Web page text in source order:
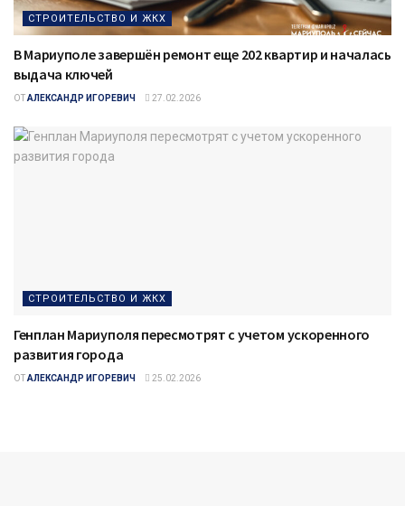
СТРОИТЕЛЬСТВО И ЖКХ
В Мариуполе завершён ремонт еще 202 квартир и началась
выдача ключей
ОТ АЛЕКСАНДР ИГОРЕВИЧ 27.02.2026
СТРОИТЕЛЬСТВО И ЖКХ
Генплан Мариуполя пересмотрят с учетом ускоренного
развития города
ОТ АЛЕКСАНДР ИГОРЕВИЧ 25.02.2026